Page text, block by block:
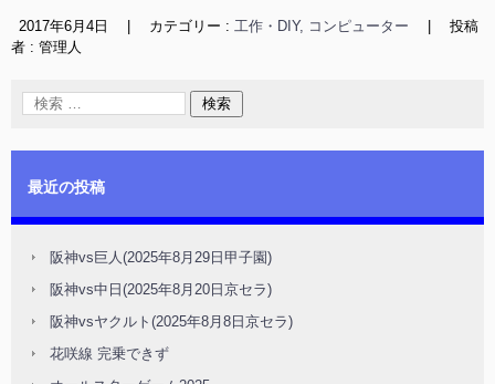
2017年6月4日 カテゴリー : 工作・DIY, コンピューター
投稿
者 : 管理人
最近の投稿
阪神vs巨人(2025年8月29日甲子園)
阪神vs中日(2025年8月20日京セラ)
阪神vsヤクルト(2025年8月8日京セラ)
花咲線 完乗できず